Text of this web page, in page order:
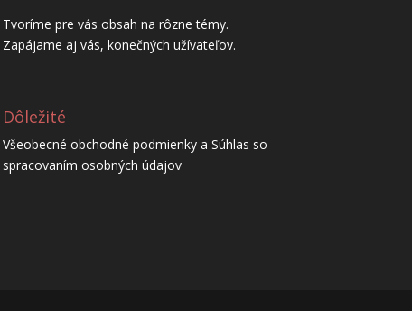
Tvoríme pre vás obsah na rôzne témy.
Zapájame aj vás, konečných užívateľov.
Dôležité
Všeobecné obchodné podmienky a Súhlas so
spracovaním osobných údajov